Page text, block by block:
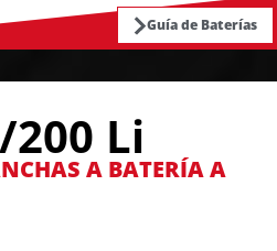
Guía de Baterías
200 Li
A BATERÍA A